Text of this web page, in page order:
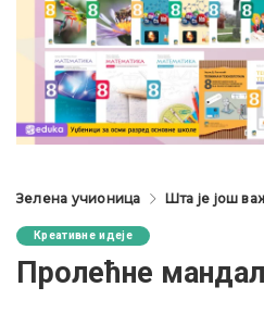
Зелена учионица Шта је још
Креативне идеје
Пролећне